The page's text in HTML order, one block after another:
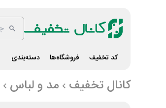
کد تخفیف فروشگاه‌ها دسته‌بندی
کانال تخفیف مد و لباس